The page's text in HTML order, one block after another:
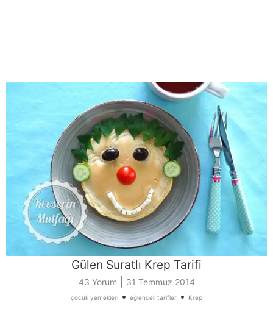
Gülen Suratlı Krep Tarifi
43 Yorum 31 Temmuz 2014
çocuk yemekleri • eğlenceli tarifler • Krep